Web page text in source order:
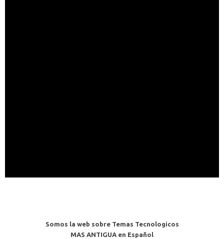
Somos la web sobre Temas Tecnologicos
MAS ANTIGUA en Español